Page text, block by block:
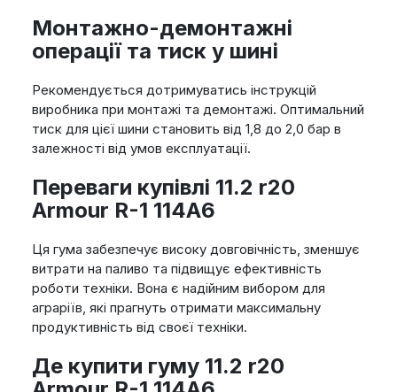
Монтажно-демонтажні
операції та тиск у шині
Рекомендується дотримуватись інструкцій
виробника при монтажі та демонтажі. Оптимальний
тиск для цієї шини становить від 1,8 до 2,0 бар в
залежності від умов експлуатації.
Переваги купівлі 11.2 r20
Armour R-1 114A6
Ця гума забезпечує високу довговічність, зменшує
витрати на паливо та підвищує ефективність
роботи техніки. Вона є надійним вибором для
аграріїв, які прагнуть отримати максимальну
продуктивність від своєї техніки.
Де купити гуму 11.2 r20